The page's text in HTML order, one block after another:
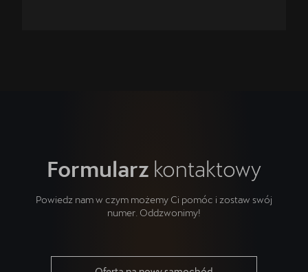
Formularz kontaktowy
Powiedz nam w czym możemy Ci pomóc i zostaw swój
numer. Oddzwonimy!